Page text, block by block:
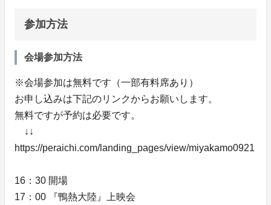
参加方法
会場参加方法
※会場参加は無料です（一部有料席あり）
お申し込みは下記のリンクからお願いします。
無料ですが予約は必要です。
↓↓
https://peraichi.com/landing_pages/view/miyakamo0921
16：30 開場
17：00 『鴨熱大陸』上映会